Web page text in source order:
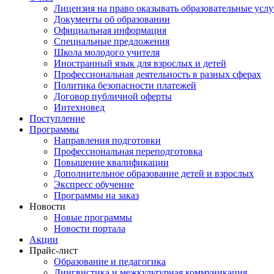
Лицензия на право оказывать образовательные
Документы об образовании
Официальная информация
Специальные предложения
Школа молодого учителя
Иностранный язык для взрослых и детей
Профессиональная деятельность в разных сферах
Политика безопасности платежей
Договор публичной оферты
Интехновед
Поступление
Программы
Направления подготовки
Профессиональная переподготовка
Повышение квалификации
Дополнительное образование детей и взрослых
Экспресс обучение
Программы на заказ
Новости
Новые программы
Новости портала
Акции
Прайс-лист
Образование и педагогика